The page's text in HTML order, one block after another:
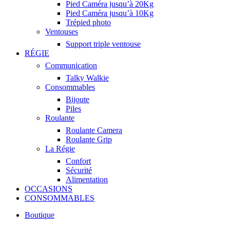
Pied Caméra jusqu’à 20Kg
Pied Caméra jusqu’à 10Kg
Trépied photo
Ventouses
Support triple ventouse
RÉGIE
Communication
Talky Walkie
Consommables
Bijoute
Piles
Roulante
Roulante Camera
Roulante Grip
La Régie
Confort
Sécurité
Alimentation
OCCASIONS
CONSOMMABLES
Boutique